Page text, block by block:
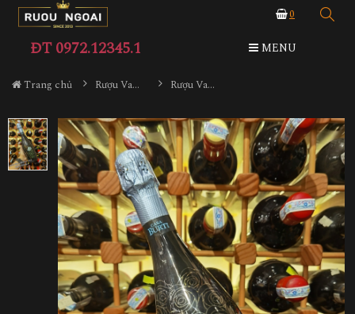
0
ĐT 0972.12345.1 MENU
Trang chủ Rượu Vang Rượu Vang Casa Burti Brut